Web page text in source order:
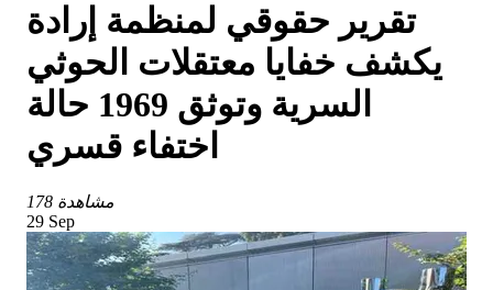
تقرير حقوقي لمنظمة إرادة
يكشف خفايا معتقلات الحوثي
السرية وتوثق 1969 حالة
اختفاء قسري
178 مشاهدة
29 Sep